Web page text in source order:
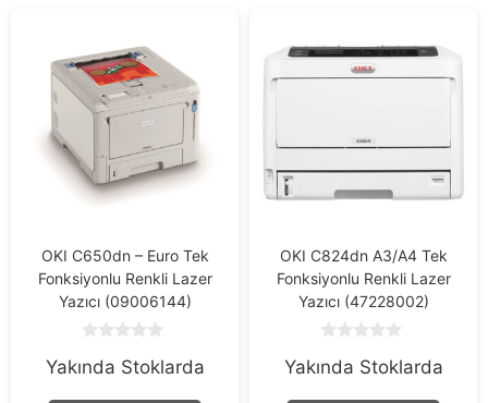
OKI C650dn – Euro Tek
Fonksiyonlu Renkli Lazer
Yazıcı (09006144)
o
t
Yakında Stoklarda
OKI C824dn A3/A4 Tek
Fonksiyonlu Renkli Lazer
Yazıcı (47228002)
o
t
Yakında Stoklarda